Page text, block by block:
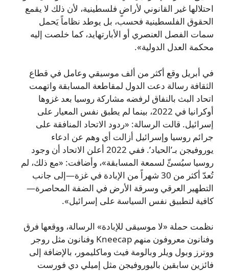
احتلالها غير القانوني لأراضٍ فلسطينية، لأن ذلك لا يقمع
الحقوق الفلسطينية فحسب، بل يوطد نظاماً يَحمل
سمات الفصل العنصري أو الأبارتهايد، كما خلصت إليه
محكمة العدل الدولية».
في أبريل وقع أكثر من ألف موسيقي وعامل في قطاع
الثقافة رسالة دعت الدول لمقاطعة المسابقة واتهمت
اتحاد البث بالنفاق لرفضه مشاركة روسيا بعد غزوها
أوكرانيا في 2022، بينما لم يطبق نفس المعيار على
إسرائيل. قالت الرسالة: «ردود الاتحاد المنافقة على
جرائم روسيا وإسرائيل أزالت أي وهم عن ادعاء
يوروفيجن بـ’الحياد’. ففي 2022 أعلن الاتحاد أن وجود
روسيا سيُسئّ لسمعة المسابقة»، وأضافت: «مع ذلك، لم
تُعدّ أكثر من 30 شهراً من الإبادة في غزة—إلى جانب
التطهير العرقي وسرقة الأرض في الضفة المحاصرة—
كافية لتطبيق نفس السياسة على إسرائيل».
نظمت حملة «لا موسيقى للإبادة» الرسالة، ووقعها فرق
وفنانون معروفون منهم Kneecap وفنانون مثل روجر
ووترز وبول ويلر وبالومة فيث وماكليمور، بالإضافة إلى
فائزين سابقين باليوروفيجن مثل إميلي دي فورست